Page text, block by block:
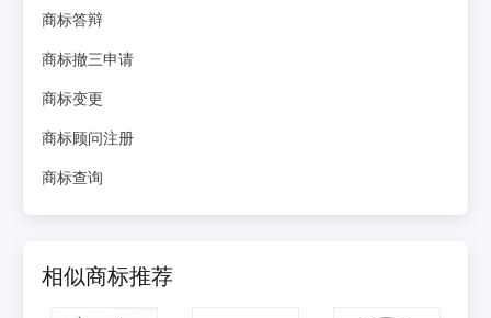
商标答辩
商标撤三申请
商标变更
商标顾问注册
商标查询
相似商标推荐